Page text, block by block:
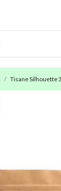
Tisane Silhouette